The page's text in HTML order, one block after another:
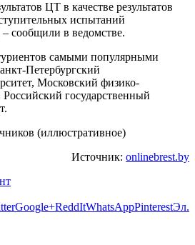
ЦТ в качестве результатов
испытаний
– сообщили в ведомстве.
самыми популярными
Петербургский
Московский физико-
государственный
(иллюстративное)
Источник: onlinebrest.by
Google+ReddItWhatsAppPinterestЭл.